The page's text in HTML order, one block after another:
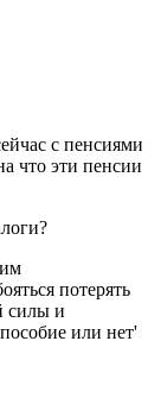
с пенсиями
что эти пенсии
потерять
силы и
или нет'